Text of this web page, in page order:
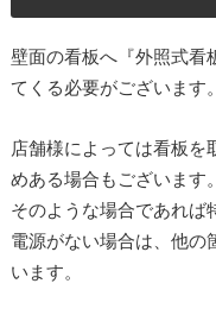
壁面の看板へ『外照式看
てくる必要がございます。
店舗様によっては看板を
めある場合もございます。
そのような場合であれば
電源がない場合は、他の
います。